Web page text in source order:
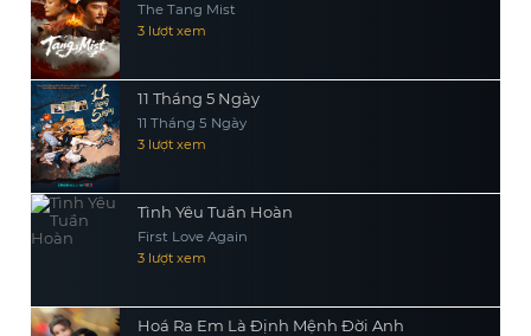
The Tang Mist
3 lượt xem
11 Tháng 5 Ngày
11 Tháng 5 Ngày
3 lượt xem
Tình Yêu Tuần Hoàn
First Love Again
3 lượt xem
Hoá Ra Em Là Định Mệnh Đời Anh